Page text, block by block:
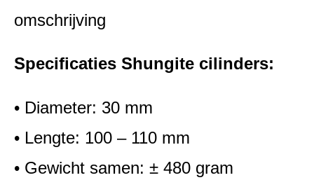
omschrijving
Specificaties Shungite cilinders:
• Diameter: 30 mm
• Lengte: 100 – 110 mm
• Gewicht samen: ± 480 gram